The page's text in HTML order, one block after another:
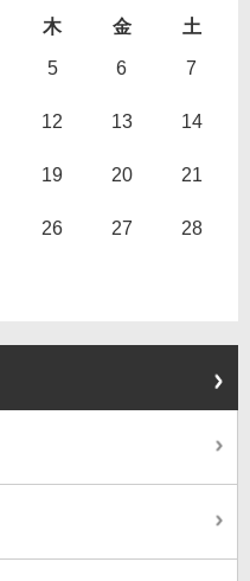
木 金
土
5 6 7
12 13 14
19 20 21
26 27 28